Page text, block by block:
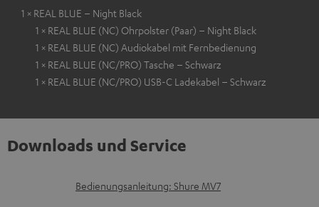
1 × REAL BLUE – Night Black
1 × REAL BLUE (NC) Ohrpolster (Paar) – Night Black
1 × REAL BLUE (NC) Audiokabel mit Fernbedienung
1 × REAL BLUE (NC/PRO) Tasche – Schwarz
1 × REAL BLUE (NC/PRO) USB-C Ladekabel – Schwarz
Downloads und Service
D
Bedienungsanleitung: Shure MV7